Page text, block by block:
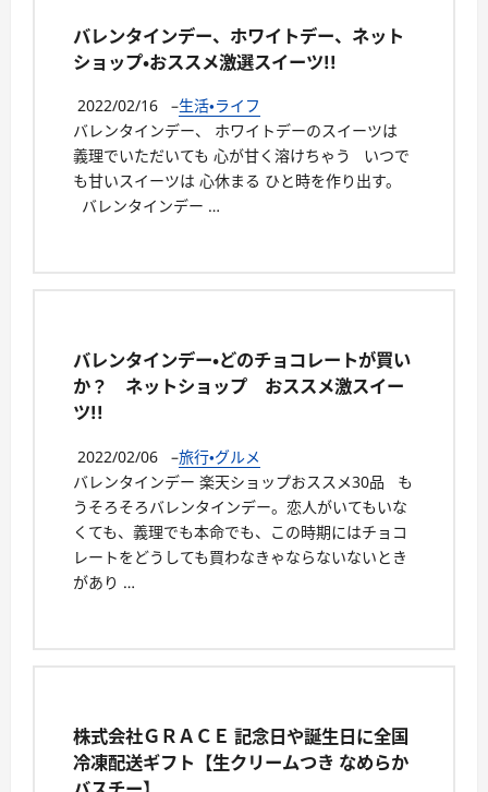
バレンタインデー、ホワイトデー、ネット
ショップ・おススメ激選スイーツ!!
2022/02/16 –生活・ライフ
バレンタインデー、 ホワイトデーのスイーツは
義理でいただいても 心が甘く溶けちゃう いつで
も甘いスイーツは 心休まる ひと時を作り出す。
バレンタインデー …
バレンタインデー・どのチョコレートが買い
か？ ネットショップ おススメ激スイー
ツ!!
2022/02/06 –旅行・グルメ
バレンタインデー 楽天ショップおススメ30品 も
うそろそろバレンタインデー。恋人がいてもいな
くても、義理でも本命でも、この時期にはチョコ
レートをどうしても買わなきゃならないないとき
があり …
株式会社ＧＲＡＣＥ 記念日や誕生日に全国
冷凍配送ギフト【生クリームつき なめらか